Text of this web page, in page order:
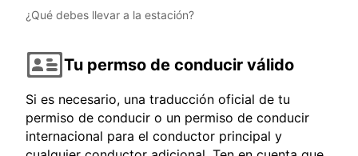
¿Qué debes llevar a la estación?
Tu permso de conducir válido
Si es necesario, una traducción oficial de tu
permiso de conducir o un permiso de conducir
internacional para el conductor principal y